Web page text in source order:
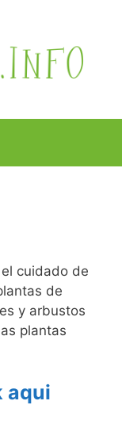
cuidado de
de
y arbustos
plantas
aqui